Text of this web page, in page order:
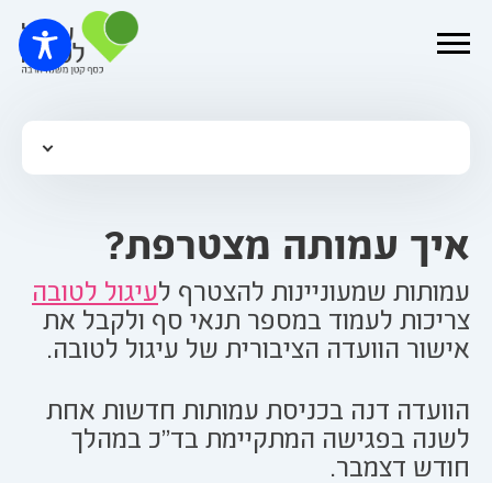
איך עמותה מצטרפת?
עמותות שמעוניינות להצטרף לעיגול לטובה
צריכות לעמוד במספר תנאי סף ולקבל את
אישור הוועדה הציבורית של עיגול לטובה.
הוועדה דנה בכניסת עמותות חדשות אחת
לשנה בפגישה המתקיימת בד"כ במהלך
חודש דצמבר.